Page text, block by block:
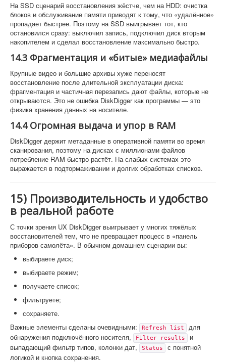
На SSD сценарий восстановления жёстче, чем на HDD: очистка
блоков и обслуживание памяти приводят к тому, что «удалённое»
пропадает быстрее. Поэтому на SSD выигрывает тот, кто
остановился сразу: выключил запись, подключил диск вторым
накопителем и сделал восстановление максимально быстро.
14.3 Фрагментация и «битые» медиафайлы
Крупные видео и большие архивы хуже переносят
восстановление после длительной эксплуатации диска:
фрагментация и частичная перезапись дают файлы, которые не
открываются. Это не ошибка DiskDigger как программы — это
физика хранения данных на носителе.
14.4 Огромная выдача и упор в RAM
DiskDigger держит метаданные в оперативной памяти во время
сканирования, поэтому на дисках с миллионами файлов
потребление RAM быстро растёт. На слабых системах это
выражается в подтормаживании и долгих обработках списков.
15) Производительность и удобство
в реальной работе
С точки зрения UX DiskDigger выигрывает у многих тяжёлых
восстановителей тем, что не превращает процесс в «панель
приборов самолёта». В обычном домашнем сценарии вы:
выбираете диск;
выбираете режим;
получаете список;
фильтруете;
сохраняете.
Важные элементы сделаны очевидными:
Refresh list
для
обнаружения подключённого носителя,
Filter results
и
выпадающий фильтр типов, колонки дат,
Status
с понятной
логикой и кнопка сохранения.